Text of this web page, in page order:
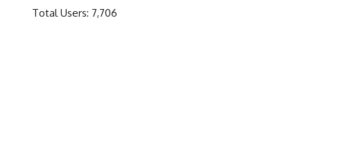
Total Users: 7,706